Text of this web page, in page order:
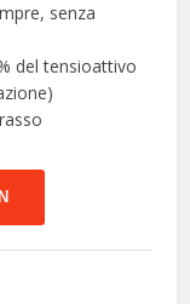
senza
del tensioattivo